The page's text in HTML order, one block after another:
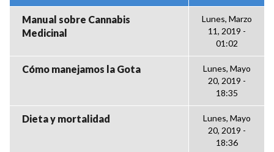
Manual sobre Cannabis
Medicinal
Lunes, Marzo
11, 2019 -
01:02
Cómo manejamos la Gota
Lunes, Mayo
20, 2019 -
18:35
Dieta y mortalidad
Lunes, Mayo
20, 2019 -
18:36